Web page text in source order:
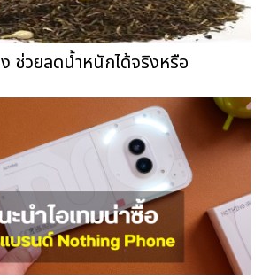
ช่วยลดน้ำหนักได้จริงหรือ